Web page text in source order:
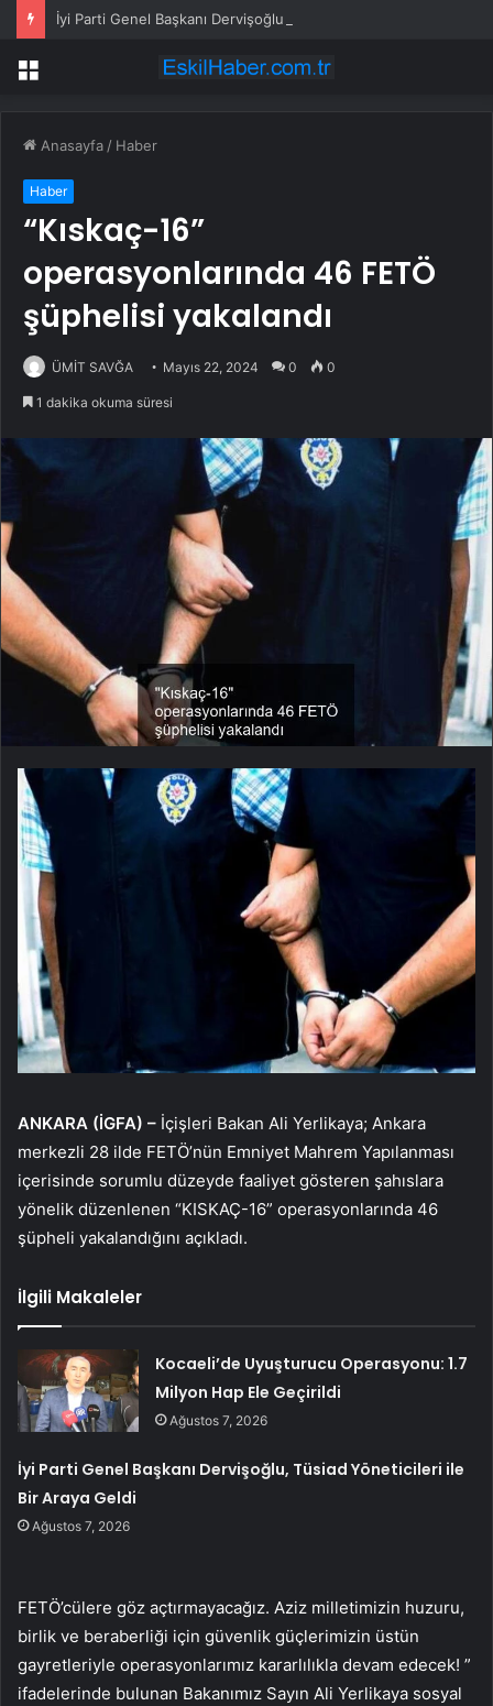
Menü
Anasayfa / Haber
Haber
“Kıskaç-16”
operasyonlarında 46 FETÖ
şüphelisi yakalandı
ÜMİT SAVĞA Mayıs 22, 2024 0 0
1 dakika okuma süresi
ANKARA (İGFA) – İçişleri Bakan Ali Yerlikaya; Ankara
merkezli 28 ilde FETÖ’nün Emniyet Mahrem Yapılanması
içerisinde sorumlu düzeyde faaliyet gösteren şahıslara
yönelik düzenlenen “KISKAÇ-16” operasyonlarında 46
şüpheli yakalandığını açıkladı.
İlgili Makaleler
Kocaeli’de Uyuşturucu Operasyonu: 1.7
Milyon Hap Ele Geçirildi
Ağustos 7, 2026
İyi Parti Genel Başkanı Dervişoğlu, Tüsiad Yöneticileri ile
Bir Araya Geldi
Ağustos 7, 2026
FETÖ’cülere göz açtırmayacağız. Aziz milletimizin huzuru,
birlik ve beraberliği için güvenlik güçlerimizin üstün
gayretleriyle operasyonlarımız kararlılıkla devam edecek! ”
ifadelerinde bulunan Bakanımız Sayın Ali Yerlikaya sosyal